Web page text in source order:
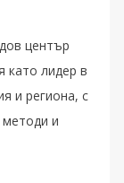
център
като лидер в
и региона, с
и